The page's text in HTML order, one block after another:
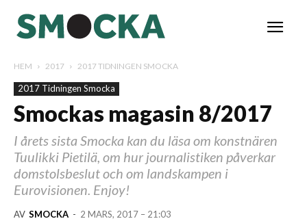
HEM 2017 2017 TIDNINGEN SMOCKA
2017 Tidningen Smocka
Smockas magasin 8/2017
I årets sista Smocka kan du läsa om konstnären
Tuulikki Pietilä, om hur journalistiken påverkar
domstolsbeslut och om landskampen i
Eurovisionen. Enjoy!
AV SMOCKA - 2 MARS, 2017 – 21:03